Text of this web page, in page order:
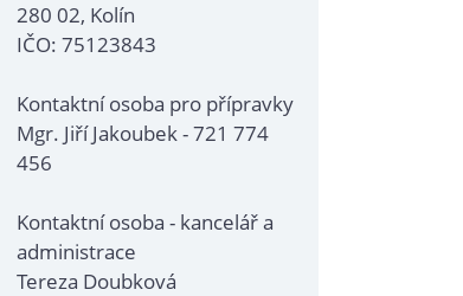
280 02, Kolín
IČO: 75123843
Kontaktní osoba pro přípravky
Mgr. Jiří Jakoubek - 721 774
456
Kontaktní osoba - kancelář a
administrace
Tereza Doubková